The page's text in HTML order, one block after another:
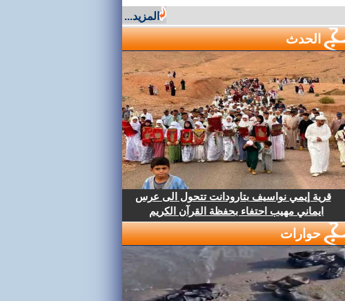
المزيد...
الحدث
قرية إيمي نواسيف بتارودانت تتحول الى عرس
ايماني مهيب احتفاء بحفظة القرآن الكريم
حوارات